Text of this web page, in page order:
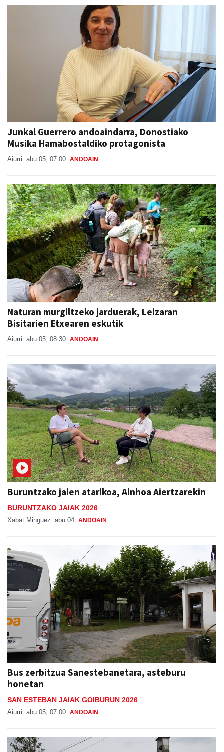
Junkal Guerrero andoaindarra, Donostiako
Musika Hamabostaldiko protagonista
Aiurri abu 05, 07:00 ANDOAIN
Naturan murgiltzeko jarduerak, Leizaran
Bisitarien Etxearen eskutik
Aiurri abu 05, 08:30 ANDOAIN
Buruntzako jaien atarikoa, Ainhoa Aiertzarekin
BURUNTZAKO JAIAK 2026
Xabat Minguez abu 04 ANDOAIN
Bus zerbitzua Sanestebanetara, asteburu
honetan
SAN ESTEBAN JAIAK GOIBURUN 2026
Aiurri abu 05, 07:00 ANDOAIN